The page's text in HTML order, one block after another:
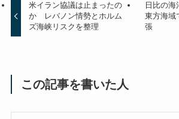
米イラン協議は止まったの
か レバノン情勢とホルム
ズ海峡リスクを整理
日比の
東方海域
張
この記事を書いた人